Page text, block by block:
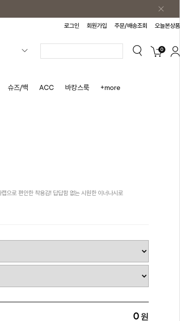
로그인 회원가입 주문/배송조회 오늘본상품
0
슈즈/백 ACC 바캉스룩 +more
으로 편안한 착용감! 답답함 없는 시원한 이너나시로
0원